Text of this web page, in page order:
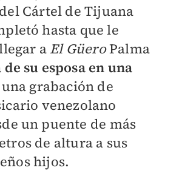
Cártel de Tijuana
hasta que le
a El GüeroPalma
su esposa en una
grabación de
venezolano
un puente de más
de altura a sus
hijos.